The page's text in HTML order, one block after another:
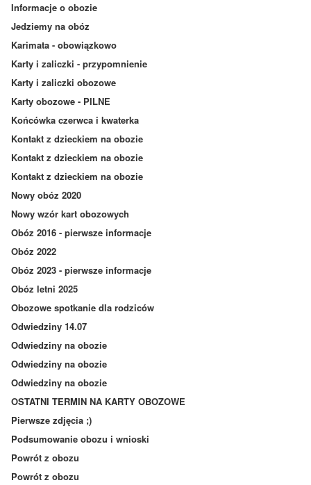
Informacje o obozie
Jedziemy na obóz
Karimata - obowiązkowo
Karty i zaliczki - przypomnienie
Karty i zaliczki obozowe
Karty obozowe - PILNE
Końcówka czerwca i kwaterka
Kontakt z dzieckiem na obozie
Kontakt z dzieckiem na obozie
Kontakt z dzieckiem na obozie
Nowy obóz 2020
Nowy wzór kart obozowych
Obóz 2016 - pierwsze informacje
Obóz 2022
Obóz 2023 - pierwsze informacje
Obóz letni 2025
Obozowe spotkanie dla rodziców
Odwiedziny 14.07
Odwiedziny na obozie
Odwiedziny na obozie
Odwiedziny na obozie
OSTATNI TERMIN NA KARTY OBOZOWE
Pierwsze zdjęcia ;)
Podsumowanie obozu i wnioski
Powrót z obozu
Powrót z obozu